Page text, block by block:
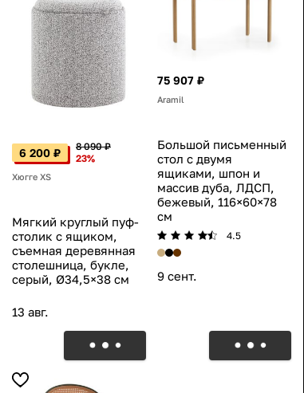
6 200 ₽
8 090 ₽
23%
Хюгге XS
Мягкий круглый пуф-
столик с ящиком,
съемная деревянная
столешница, букле,
серый, Ø34,5×38 см
13 авг.
75 907 ₽
Aramil
Большой письменный
стол с двумя
ящиками, шпон и
массив дуба, ЛДСП,
бежевый, 116×60×78
см
4.5
9 сент.